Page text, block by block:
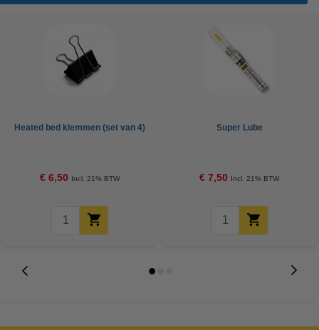
Heated bed klemmen (set van 4)
€ 6,50 Incl. 21% BTW
Super Lube
€ 7,50 Incl. 21% BTW